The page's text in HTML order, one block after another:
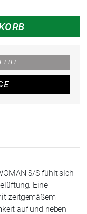
S/S fühlt sich
Eine
zeitgemäßem
auf und neben